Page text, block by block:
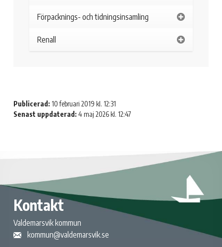
Förpacknings- och tidningsinsamling
Renall
Publicerad: 10 februari 2019 kl. 12:31
Senast uppdaterad: 4 maj 2026 kl. 12:47
Kontakt
Valdemarsvik kommun
kommun@valdemarsvik.se